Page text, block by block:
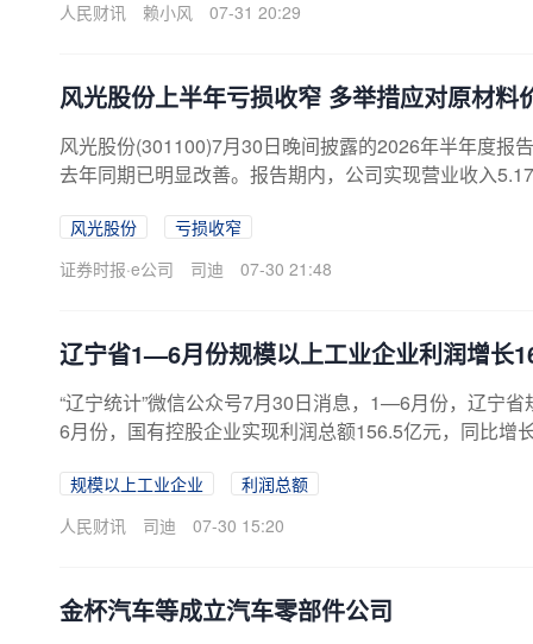
人民财讯 赖小风 07-31 20:29
风光股份上半年亏损收窄 多举措应对原材料
风光股份(301100)7月30日晚间披露的2026年半年度报
去年同期已明显改善。报告期内，公司实现营业收入
结算的股份支付确认的费用总额为1088.59万元，扣除
东的净利润约为-1017万元，公司的亏损显著收窄。风
风光股份
亏损收窄
证券时报·e公司
司迪 07-30 21:48
辽宁省1—6月份规模以上工业企业利润增长
“辽宁统计”微信公众号7月30日消息，1—6月份，辽宁
6月份，国有控股企业实现利润总额156.5亿元，同比增
规模以上工业企业
利润总额
人民财讯
司迪 07-30 15:20
金杯汽车等成立汽车零部件公司